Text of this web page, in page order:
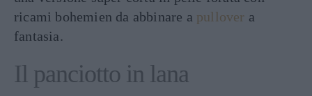
ricami bohemien da abbinare a pullover a
fantasia.
Il panciotto in lana